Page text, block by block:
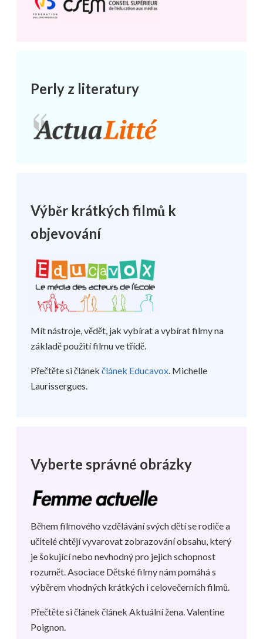
Perly z literatury
Výběr krátkých filmů k
objevování
Mít nástroje, vědět, jak vybírat a vybírat filmy na
základě použití filmu ve třídě.
Přečtěte si článek článek Educavox. Michelle
Laurissergues.
Vyberte správné obrázky
Během filmového vzdělávání svých dětí se rodiče a
učitelé chtějí vyvarovat zobrazování obsahu, který
je šokující nebo nevhodný pro jejich schopnost
rozumět. Asociace Dětské filmy nám pomáhá s
výběrem vhodných krátkých i celovečerních filmů.
Přečtěte si článek článek Aktuální žena. Valentine
Poignon.